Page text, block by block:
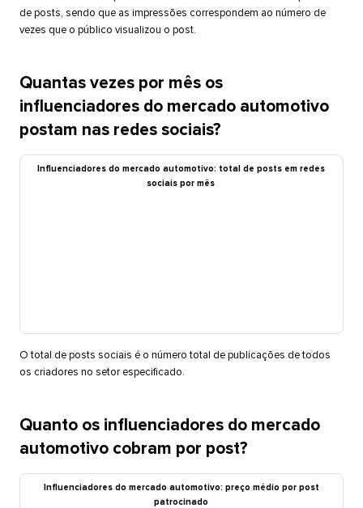
de posts, sendo que as impressões correspondem ao número de
vezes que o público visualizou o post.​​
Quantas vezes por mês os
influenciadores do mercado automotivo
postam nas redes sociais?​​
Influenciadores do mercado automotivo: total de posts em redes
sociais por mês​​
O total de posts sociais é o número total de publicações de todos
os criadores no setor especificado.​​
Quanto os influenciadores do mercado
automotivo cobram por post?​​
Influenciadores do mercado automotivo: preço médio por post
patrocinado​​